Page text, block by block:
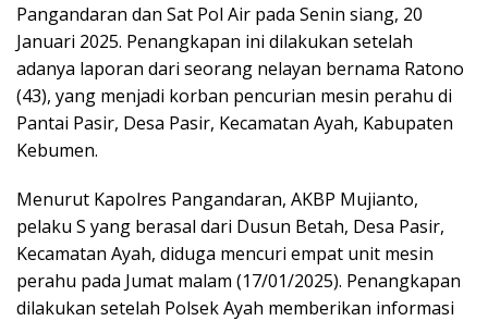
Pangandaran dan Sat Pol Air pada Senin siang, 20
Januari 2025. Penangkapan ini dilakukan setelah
adanya laporan dari seorang nelayan bernama Ratono
(43), yang menjadi korban pencurian mesin perahu di
Pantai Pasir, Desa Pasir, Kecamatan Ayah, Kabupaten
Kebumen.
Menurut Kapolres Pangandaran, AKBP Mujianto,
pelaku S yang berasal dari Dusun Betah, Desa Pasir,
Kecamatan Ayah, diduga mencuri empat unit mesin
perahu pada Jumat malam (17/01/2025). Penangkapan
dilakukan setelah Polsek Ayah memberikan informasi